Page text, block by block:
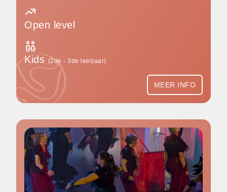
Open level
Kids(2de - 3de leerjaar)
MEER INFO